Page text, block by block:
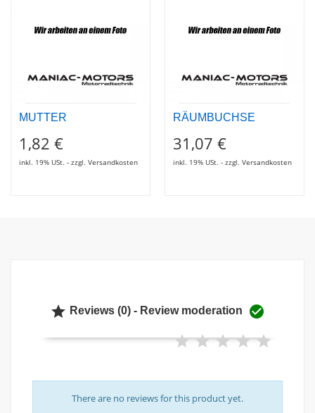
MUTTER
1,82 €
inkl. 19% USt. - zzgl. Versandkosten
RÄUMBUCHSE
31,07 €
inkl. 19% USt. - zzgl. Versandkosten
 Reviews (0) - Review moderation 
There are no reviews for this product yet.